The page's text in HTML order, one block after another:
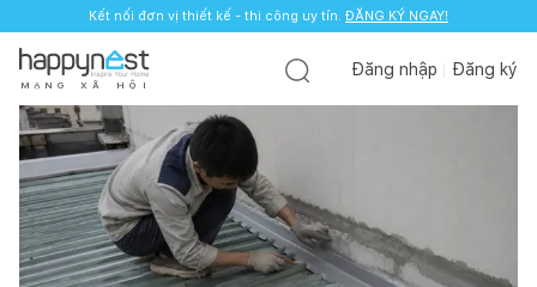
Kết nối đơn vị thiết kế - thi công uy tín. ĐĂNG KÝ NGAY!
M Ạ N G X Ã H Ộ I
Đăng nhập Đăng ký